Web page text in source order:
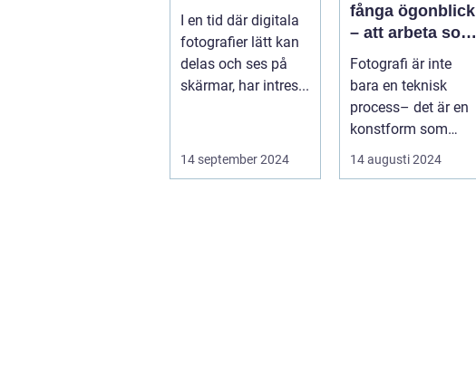
I en tid där digitala
fotografier lätt kan
delas och ses på
skärmar, har intres...
14 september 2024
fånga ögonblick
– att arbeta som
fotograf i
Norrköping
Fotografi är inte
bara en teknisk
process– det är en
konstform som
fångar tide...
14 augusti 2024